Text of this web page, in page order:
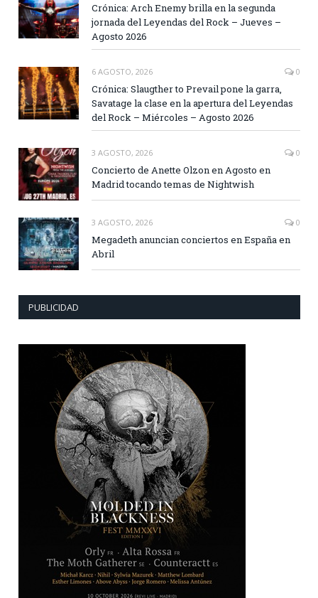
Crónica: Arch Enemy brilla en la segunda
jornada del Leyendas del Rock – Jueves –
Agosto 2026
6 AGOSTO, 2026 0
Crónica: Slaugther to Prevail pone la garra,
Savatage la clase en la apertura del Leyendas
del Rock – Miércoles – Agosto 2026
3 AGOSTO, 2026 0
Concierto de Anette Olzon en Agosto en
Madrid tocando temas de Nightwish
3 AGOSTO, 2026 0
Megadeth anuncian conciertos en España en
Abril
PUBLICIDAD